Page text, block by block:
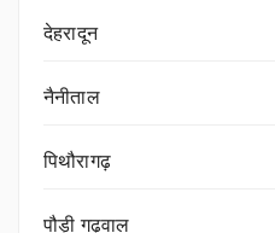
देहरादून
नैनीताल
पिथौरागढ़
पौड़ी गढ़वाल